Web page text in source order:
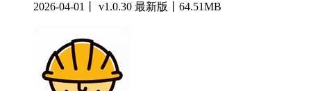
2026-04-01丨 v1.0.30 最新版丨64.51MB